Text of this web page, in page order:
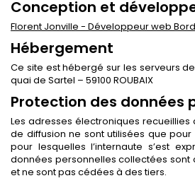
Conception et
Florent Jonville - Développeur web
Hébergement
Ce site est hébergé sur les serveurs de
quai de Sartel – 59100 ROUBAIX
Protection des données
Les adresses électroniques
de diffusion ne sont utilisées que pour
pour lesquelles l’internaute s’est
données personnelles collectées sont
et ne sont pas cédées à des tiers.